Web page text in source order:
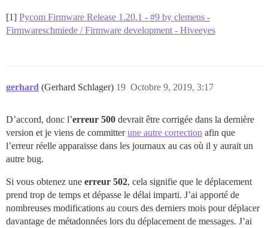
[1] Pycom Firmware Release 1.20.1 - #9 by clemens -
Firmwareschmiede / Firmware development - Hiveeyes
gerhard (Gerhard Schlager) Octobre 9, 2019, 3:17
19
D’accord, donc l’erreur 500 devrait être corrigée dans la dernière
version et je viens de committerune autre correction afin que
l’erreur réelle apparaisse dans les journaux au cas où il y aurait un
autre bug.
Si vous obtenez une erreur 502, cela signifie que le déplacement
prend trop de temps et dépasse le délai imparti. J’ai apporté de
nombreuses modifications au cours des derniers mois pour déplacer
davantage de métadonnées lors du déplacement de messages. J’ai